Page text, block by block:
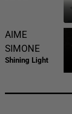
AIME
SIMONE
Shining Light